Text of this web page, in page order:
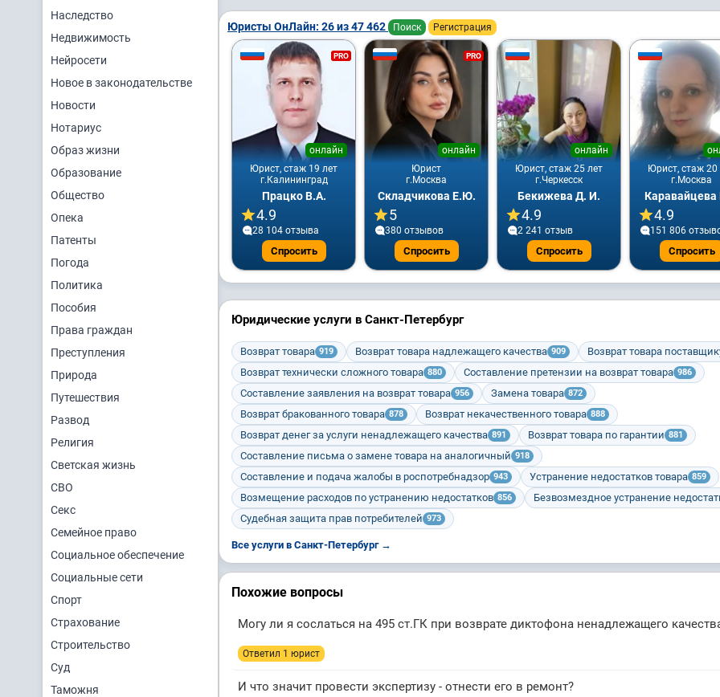
Наследство
Недвижимость
Нейросети
Новое в законодательстве
Новости
Нотариус
Образ жизни
Образование
Общество
Опека
Патенты
Погода
Политика
Пособия
Права граждан
Преступления
Природа
Путешествия
Развод
Религия
Светская жизнь
СВО
Секс
Семейное право
Социальное обеспечение
Социальные сети
Спорт
Страхование
Строительство
Суд
Таможня
Юристы ОнЛайн: 26 из 47 462 Поиск Регистрация
PRO
Юрист, стаж 19 лет
онлайн
г.Калининград
Працко В.А.
4.9
28 104 отзывa
Спросить
PRO
Юрист
онлайн
г.Москва
Складчикова Е.Ю.
5
380 отзывов
Спросить
Юрист, стаж 25 лет
онлайн
г.Черкесск
Бекижева Д. И.
4.9
2 241 отзыв
Спросить
Юрист, стаж 20
г.Москва
Каравайцева
4.9
151 806
Спросить
Юридические услуги в Санкт-Петербург
Возврат товара 919 Возврат товара надлежащего качества 909 Возврат товара
Возврат технически сложного товара 880 Составление претензии на возврат товара 986
Составление заявления на возврат товара 956 Замена товара 872
Возврат бракованного товара 878 Возврат некачественного товара 888
Возврат денег за услуги ненадлежащего качества 891 Возврат товара по гарантии 881
Составление письма о замене товара на аналогичный 918
Составление и подача жалобы в роспотребнадзор 943 Устранение недостатков товара 859
Возмещение расходов по устранению недостатков 856 Безвозмездное устранение
Судебная защита прав потребителей 973
Все услуги в Санкт-Петербург →
Похожие вопросы
Могу ли я сослаться на 495 ст.ГК при возврате диктофона ненадлежащего
Ответил 1 юрист
И что значит провести экспертизу - отнести его в ремонт?